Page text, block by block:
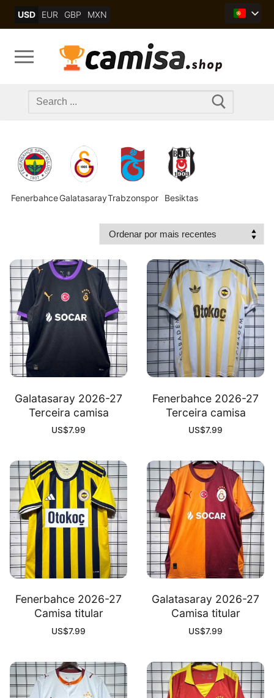
USD EUR GBP MXN
Search
Fenerbahce GalatasarayTrabzonspor Besiktas
Galatasaray 2026-27
Terceira camisa
US$7.99
Fenerbahce 2026-27
Terceira camisa
US$7.99
Fenerbahce 2026-27
Camisa titular
US$7.99
Galatasaray 2026-27
Camisa titular
US$7.99